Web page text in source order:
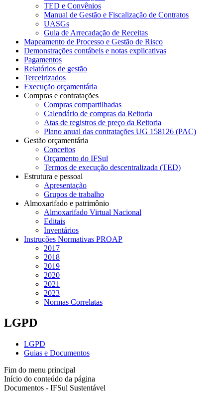
TED e Convênios
Manual de Gestão e Fiscalização de Contratos
UASGs
Guia de Arrecadação de Receitas
Mapeamento de Processo e Gestão de Risco
Demonstrações contábeis e notas explicativas
Pagamentos
Relatórios de gestão
Terceirizados
Execução orçamentária
Compras e contratações
Compras compartilhadas
Calendário de compras da Reitoria
Atas de registros de preço da Reitoria
Plano anual das contratações UG 158126 (PAC)
Gestão orçamentária
Conceitos
Orçamento do IFSul
Termos de execução descentralizada (TED)
Estrutura e pessoal
Apresentação
Grupos de trabalho
Almoxarifado e patrimônio
Almoxarifado Virtual Nacional
Editais
Inventários
Instruções Normativas PROAP
2017
2018
2019
2020
2021
2023
Normas Correlatas
LGPD
LGPD
Guias e Documentos
Fim do menu principal
Início do conteúdo da página
Documentos - IFSul Sustentável